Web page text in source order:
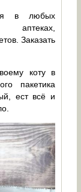
в любых
аптеках,
Заказать
коту в
пакетика
ест всё и